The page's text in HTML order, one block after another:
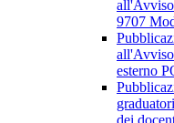
9707
esterno